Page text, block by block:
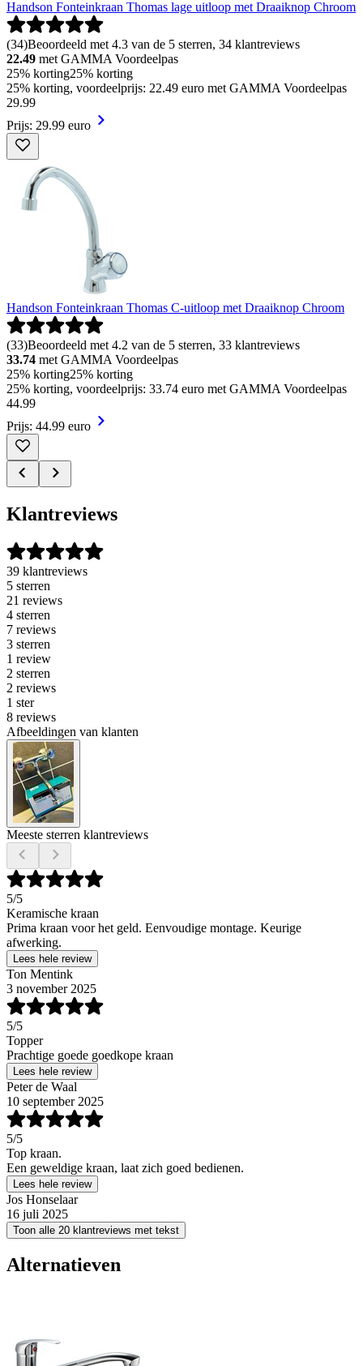
Handson Fonteinkraan Thomas lage uitloop met Draaiknop Chroom
(34)Beoordeeld met 4.3 van de 5 sterren, 34 klantreviews
22.49 met GAMMA Voordeelpas
25% korting25% korting
25% korting, voordeelprijs: 22.49 euro met GAMMA Voordeelpas
29.99
Prijs: 29.99 euro
Handson Fonteinkraan Thomas C-uitloop met Draaiknop Chroom
(33)Beoordeeld met 4.2 van de 5 sterren, 33 klantreviews
33.74 met GAMMA Voordeelpas
25% korting25% korting
25% korting, voordeelprijs: 33.74 euro met GAMMA Voordeelpas
44.99
Prijs: 44.99 euro
Klantreviews
39 klantreviews
5 sterren
21 reviews
4 sterren
7 reviews
3 sterren
1 review
2 sterren
2 reviews
1 ster
8 reviews
Afbeeldingen van klanten
Meeste sterren klantreviews
5/5
Keramische kraan
Prima kraan voor het geld. Eenvoudige montage. Keurige
afwerking.
Lees hele review
Ton Mentink
3 november 2025
5/5
Topper
Prachtige goede goedkope kraan
Lees hele review
Peter de Waal
10 september 2025
5/5
Top kraan.
Een geweldige kraan, laat zich goed bedienen.
Lees hele review
Jos Honselaar
16 juli 2025
Toon alle 20 klantreviews met tekst
Alternatieven